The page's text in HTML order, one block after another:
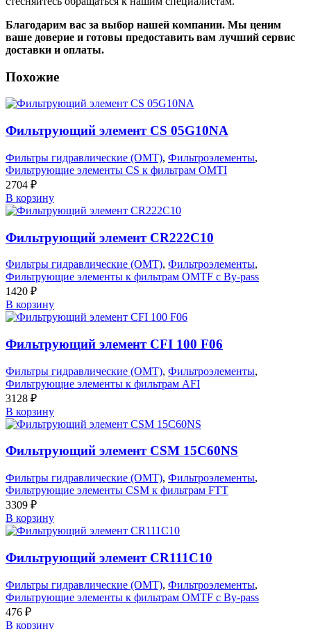
Благодарим вас за выбор нашей компании. Мы ценим
ваше доверие и готовы предоставить вам лучший сервис
доставки и оплаты.
Похожие
Фильтрующий элемент CS 05G10NA
Фильтры гидравлические (OMT), Фильтроэлементы,
Фильтрующие элементы CS к фильтрам OMTI
2704 ₽
В корзину
Фильтрующий элемент CR222C10
Фильтры гидравлические (OMT), Фильтроэлементы,
Фильтрующие элементы к фильтрам OMTF с By-pass
1420 ₽
В корзину
Фильтрующий элемент CFI 100 F06
Фильтры гидравлические (OMT), Фильтроэлементы,
Фильтрующие элементы к фильтрам AFI
3128 ₽
В корзину
Фильтрующий элемент CSM 15C60NS
Фильтры гидравлические (OMT), Фильтроэлементы,
Фильтрующие элементы CSM к фильтрам FTT
3309 ₽
В корзину
Фильтрующий элемент CR111C10
Фильтры гидравлические (OMT), Фильтроэлементы,
Фильтрующие элементы к фильтрам OMTF с By-pass
476 ₽
В корзину